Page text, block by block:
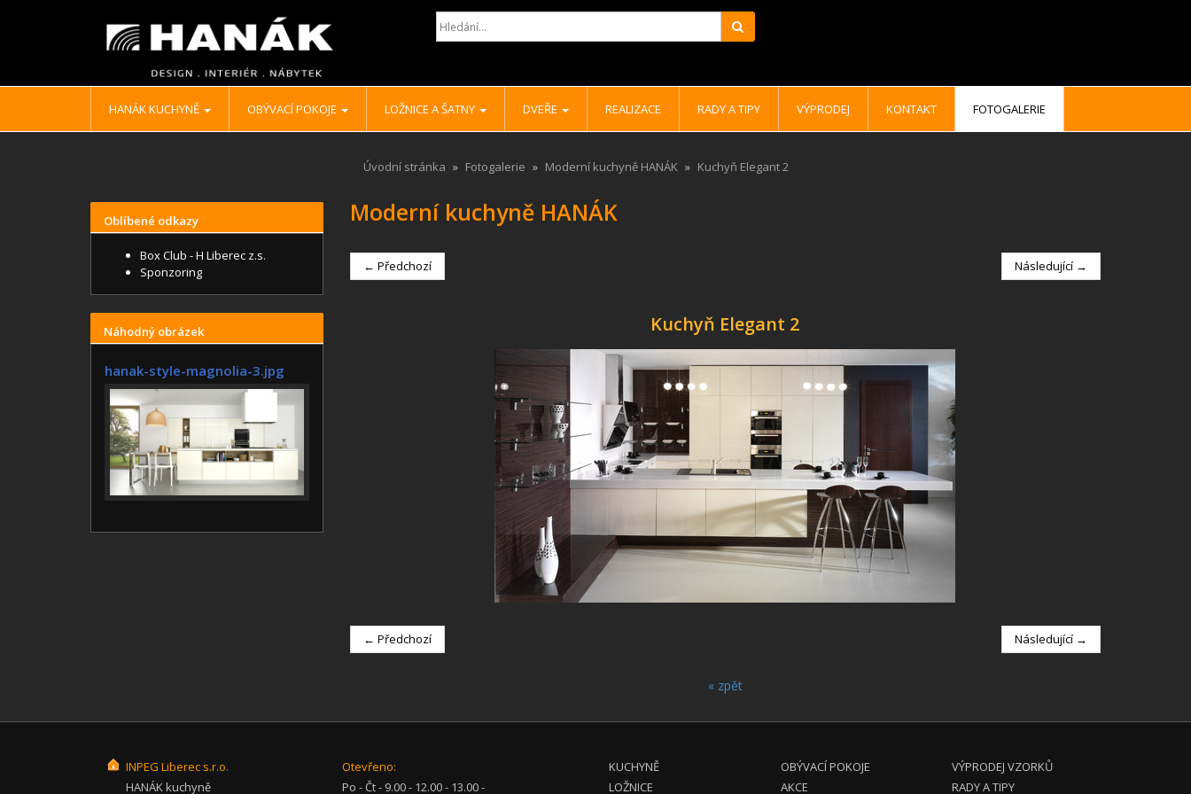
HANÁK KUCHYNĚ OBÝVACÍ POKOJE LOŽNICE A ŠATNY DVEŘE REALIZACE RADY A TIPY VÝPRODEJ KONTAKT FOTOGALERIE
Úvodní stránka Fotogalerie Moderní kuchyně HANÁK Kuchyň Elegant 2
Moderní kuchyně HANÁK
← Předchozí Následující →
Kuchyň Elegant 2
← Předchozí Následující →
« zpět
Oblíbené odkazy
Box Club - H Liberec z.s.
Sponzoring
Náhodný obrázek
hanak-style-magnolia-3.jpg
INPEG Liberec s.r.o.
HANÁK kuchyně
Otevřeno:
Po - Čt - 9.00 - 12.00 - 13.00 -
KUCHYNĚ
LOŽNICE
OBÝVACÍ POKOJE
AKCE
VÝPRODEJ VZORKŮ
RADY A TIPY